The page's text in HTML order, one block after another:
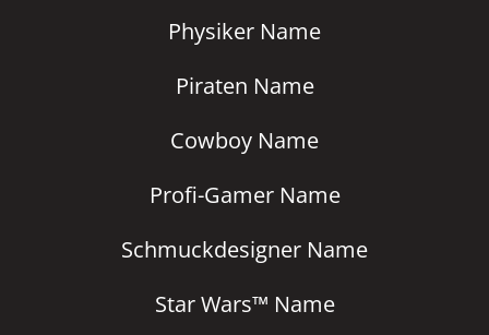
Physiker Name
Piraten Name
Cowboy Name
Profi-Gamer Name
Schmuckdesigner Name
Star Wars™ Name